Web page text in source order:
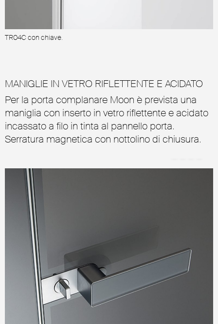
TR04C con chiave.
MANIGLIE IN VETRO RIFLETTENTE E ACIDATO
Per la porta complanare Moon è prevista una
maniglia con inserto in vetro riflettente e acidato
incassato a filo in tinta al pannello porta.
Serratura magnetica con nottolino di chiusura.